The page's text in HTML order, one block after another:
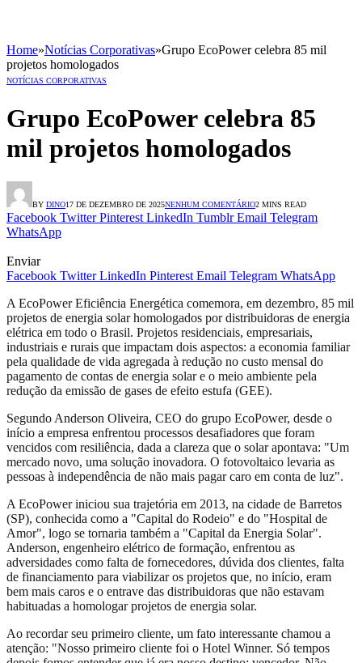
Home»Notícias Corporativas»Grupo EcoPower celebra 85 mil
projetos homologados
NOTÍCIAS CORPORATIVAS
Grupo EcoPower celebra 85
mil projetos homologados
BY DINO17 DE DEZEMBRO DE 2025NENHUM COMENTÁRIO2 MINS READ
Facebook Twitter Pinterest LinkedIn Tumblr Email Telegram
WhatsApp
Enviar
Facebook Twitter LinkedIn Pinterest Email Telegram WhatsApp
A EcoPower Eficiência Energética comemora, em dezembro, 85 mil
projetos de energia solar homologados por distribuidoras de energia
elétrica em todo o Brasil. Projetos residenciais, empresariais,
industriais e rurais que impactam dois aspectos: a economia familiar
pela qualidade de vida agregada à redução no custo mensal do
pagamento de contas de energia solar e o meio ambiente pela
redução da emissão de gases de efeito estufa (GEE).
Segundo Anderson Oliveira, CEO do grupo EcoPower, desde o
início a empresa enfrentou processos desafiadores que foram
vencidos com resiliência, dada a clareza que o solar apontava: "Um
mercado novo, uma solução inovadora. O fotovoltaico levaria as
pessoas à independência de não mais pagar caro em conta de luz".
A EcoPower iniciou sua trajetória em 2013, na cidade de Barretos
(SP), conhecida como a "Capital do Rodeio" e do "Hospital de
Amor", logo se tornaria também a "Capital da Energia Solar".
Anderson, engenheiro elétrico de formação, enfrentou as
adversidades como falta de fornecedores, dúvida dos clientes, falta
de financiamento para viabilizar os projetos que, no início, eram
bem mais caros e o entrave das distribuidoras que não estavam
habituadas a homologar projetos de energia solar.
Ao recordar seu primeiro cliente, um fato interessante chamou a
atenção: "Nosso primeiro cliente foi o Hotel Winner. Só tempos